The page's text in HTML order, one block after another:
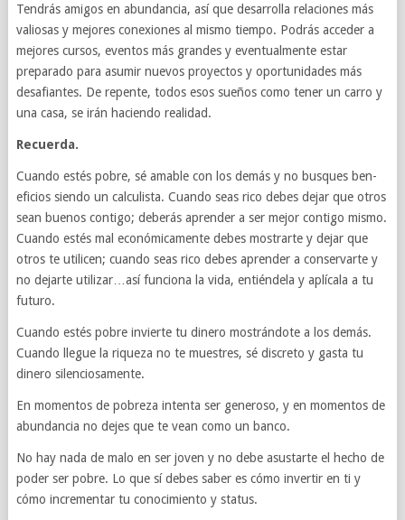
Ten­drás ami­gos en abun­dan­cia, así que desar­rolla rela­ciones más
valiosas y mejores conex­iones al mismo tiempo. Podrás acceder a
mejores cur­sos, even­tos más grandes y even­tual­mente estar
preparado para asumir nuevos proyectos y opor­tu­nidades más
desafi­antes. De repente, todos esos sueños como tener un carro y
una casa, se irán haciendo realidad.
Recuerda.
Cuando estés pobre, sé amable con los demás y no busques ben­
efi­cios siendo un cal­culista. Cuando seas rico debes dejar que otros
sean buenos con­tigo; deberás apren­der a ser mejor con­tigo mismo.
Cuando estés mal económicamente debes mostrarte y dejar que
otros te util­i­cen; cuando seas rico debes apren­der a con­ser­varte y
no dejarte utilizar…así fun­ciona la vida, entién­dela y aplí­cala a tu
futuro.
Cuando estés pobre invierte tu dinero mostrán­dote a los demás.
Cuando llegue la riqueza no te muestres, sé dis­creto y gasta tu
dinero silen­ciosa­mente.
En momen­tos de pobreza intenta ser gen­eroso, y en momen­tos de
abun­dan­cia no dejes que te vean como un banco.
No hay nada de malo en ser joven y no debe asus­tarte el hecho de
poder ser pobre. Lo que sí debes saber es cómo inver­tir en ti y
cómo incre­men­tar tu conocimiento y sta­tus.